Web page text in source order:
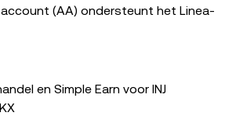
(AA) ondersteunt het Linea-
en Simple Earn voor INJ